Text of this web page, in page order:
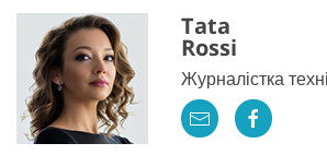
Tata
Rossi
Журналістка